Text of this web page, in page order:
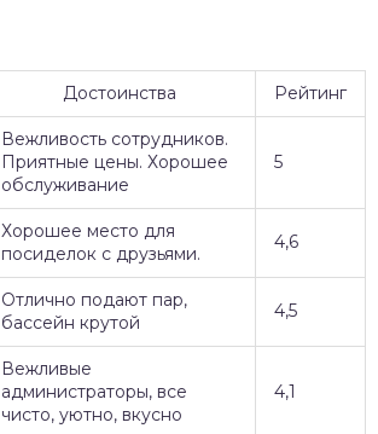
Достоинства Рейтинг
Вежливость сотрудников.
Приятные цены. Хорошее
обслуживание
5
Хорошее место для
посиделок с друзьями.
4,6
Отлично подают пар,
бассейн крутой
4,5
Вежливые
администраторы, все
чисто, уютно, вкусно
4,1